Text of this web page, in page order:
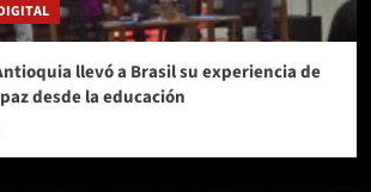
llevó a Brasil su experiencia de
desde la educación